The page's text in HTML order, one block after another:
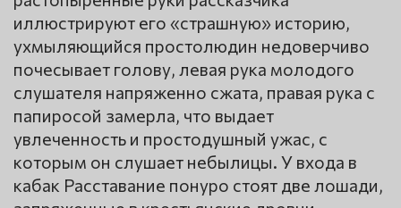
иллюстрируют его «страшную» историю,
ухмыляющийся простолюдин недоверчиво
почесывает голову, левая рука молодого
слушателя напряженно сжата, правая рука с
папиросой замерла, что выдает
увлеченность и простодушный ужас, с
которым он слушает небылицы. У входа в
кабак Расставание понуро стоят две лошади,